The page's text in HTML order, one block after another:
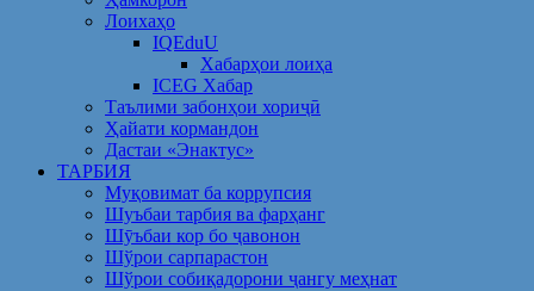
Лоихаҳо
IQEduU
Хабарҳои лоиҳа
ICEG Хабар
Таълими забонҳои хориҷӣ
Ҳайати кормандон
Дастаи «Энактус»
ТАРБИЯ
Муқовимат ба коррупсия
Шуъбаи тарбия ва фарҳанг
Шӯъбаи кор бо ҷавонон
Шўрои сарпарастон
Шўрои собиқадорони ҷангу меҳнат